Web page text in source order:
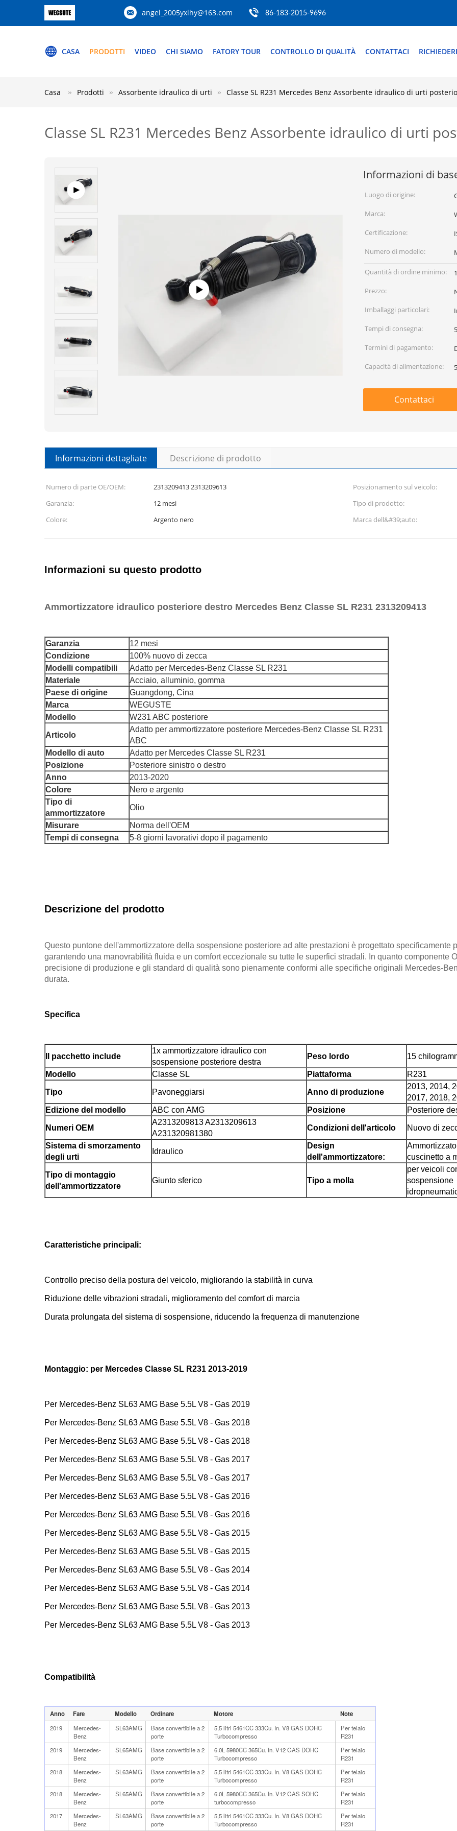
angel_2005yxlhy@163.com 86-183-2015-9696
CASA PRODOTTI VIDEO CHI SIAMO FATORY TOUR CONTROLLO DI QUALITÀ CONTATTACI
Casa Prodotti Assorbente idraulico di urti Classe SL R231 Mercedes Benz Assorbente idraulico di urti
Classe SL R231 Mercedes Benz Assorbente idraulico di urti
Informazioni di
Luogo di origine:
Marca:
Certificazione:
Numero di modello:
Quantità di ordine minimo:
Prezzo:
Imballaggi particolari:
Tempi di consegna:
Termini di pagamento:
Capacità di alimentazione:
Contattaci
Informazioni dettagliate Descrizione di prodotto
Numero di parte OE/OEM: 2313209413 2313209613 Posizionamento sul veicolo:
Garanzia:
12 mesi Tipo di prodotto:
Colore:
Argento nero Marca dell&#39;auto:
Informazioni su questo prodotto
Ammortizzatore idraulico posteriore destro Mercedes Benz Classe SL R231 2313209413
Garanzia
12 mesi
Condizione
100% nuovo di zecca
Modelli compatibili
Adatto per Mercedes-Benz Classe SL R231
Materiale
Acciaio, alluminio, gomma
Paese di origine
Guangdong, Cina
Marca
WEGUSTE
Modello
W231 ABC posteriore
Articolo
Adatto per ammortizzatore posteriore Mercedes-Benz Classe SL R231
ABC
Modello di auto
Adatto per Mercedes Classe SL R231
Posizione
Posteriore sinistro o destro
Anno
2013-2020
Colore
Nero e argento
Tipo di
ammortizzatore
Olio
Misurare
Norma dell'OEM
Tempi di consegna
5-8 giorni lavorativi dopo il pagamento
Descrizione del prodotto
Questo puntone dell'ammortizzatore della sospensione posteriore ad alte prestazioni è progettato specificamente
garantendo una manovrabilità fluida e un comfort eccezionale su tutte le superfici stradali. In quanto componente
precisione di produzione e gli standard di qualità sono pienamente conformi alle specifiche originali Mercedes-
durata.
Specifica
Il pacchetto include
1x ammortizzatore idraulico con
sospensione posteriore destra
Peso lordo 15
Modello Classe SL Piattaforma R231
Tipo Pavoneggiarsi Anno di produzione
2013, 2014,
2017, 2018,
Edizione del modello
ABC con AMG Posizione Posteriore
Numeri OEM
A2313209813 A2313209613
A231320981380
Condizioni dell'articolo Nuovo di
Sistema di smorzamento
degli urti
Idraulico
Design
dell'ammortizzatore:
cuscinetto a
Tipo di montaggio
dell'ammortizzatore
Giunto sferico Tipo a molla
per veicoli
sospensione
Caratteristiche principali:
Controllo preciso della postura del veicolo, migliorando la stabilità in curva
Riduzione delle vibrazioni stradali, miglioramento del comfort di marcia
Durata prolungata del sistema di sospensione, riducendo la frequenza di manutenzione
Montaggio: per Mercedes Classe SL R231 2013-2019
Per Mercedes-Benz SL63 AMG Base 5.5L V8 - Gas 2019
Per Mercedes-Benz SL63 AMG Base 5.5L V8 - Gas 2018
Per Mercedes-Benz SL63 AMG Base 5.5L V8 - Gas 2018
Per Mercedes-Benz SL63 AMG Base 5.5L V8 - Gas 2017
Per Mercedes-Benz SL63 AMG Base 5.5L V8 - Gas 2017
Per Mercedes-Benz SL63 AMG Base 5.5L V8 - Gas 2016
Per Mercedes-Benz SL63 AMG Base 5.5L V8 - Gas 2016
Per Mercedes-Benz SL63 AMG Base 5.5L V8 - Gas 2015
Per Mercedes-Benz SL63 AMG Base 5.5L V8 - Gas 2015
Per Mercedes-Benz SL63 AMG Base 5.5L V8 - Gas 2014
Per Mercedes-Benz SL63 AMG Base 5.5L V8 - Gas 2014
Per Mercedes-Benz SL63 AMG Base 5.5L V8 - Gas 2013
Per Mercedes-Benz SL63 AMG Base 5.5L V8 - Gas 2013
Compatibilità
Anno Fare Modello Ordinare Motore Note
2019
Mercedes-
Benz
SL63AMG
Base convertibile a 2
porte
5,5 litri 5461CC 333Cu. In. V8 GAS DOHC
Turbocompresso
Per telaio
R231
2019
Mercedes-
Benz
SL65AMG
Base convertibile a 2
porte
6.0L 5980CC 365Cu. In. V12 GAS DOHC
Turbocompresso
Per telaio
R231
2018
Mercedes-
Benz
SL63AMG
Base convertibile a 2
porte
5,5 litri 5461CC 333Cu. In. V8 GAS DOHC
Turbocompresso
Per telaio
R231
2018
Mercedes-
Benz
SL65AMG
Base convertibile a 2
porte
6.0L 5980CC 365Cu. In. V12 GAS SOHC
turbocompresso
Per telaio
R231
2017
Mercedes-
Benz
SL63AMG
Base convertibile a 2
porte
5,5 litri 5461CC 333Cu. In. V8 GAS DOHC
Turbocompresso
Per telaio
R231